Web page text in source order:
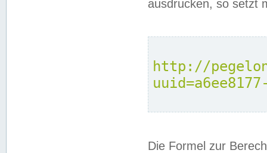
ausdrucken, so setzt
http://
Die Formel zur